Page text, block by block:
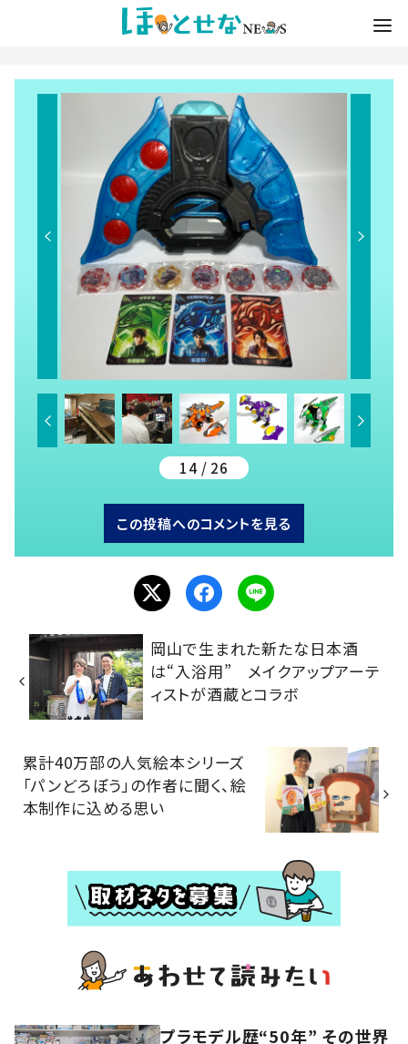
14 / 26
この投稿へのコメントを見る
岡山で生まれた新たな日本酒
は“入浴用” メイクアップアーテ
ィストが酒蔵とコラボ
累計40万部の人気絵本シリーズ
「パンどろぼう」の作者に聞く、絵
本制作に込める思い
プラモデル歴“50年” その世界